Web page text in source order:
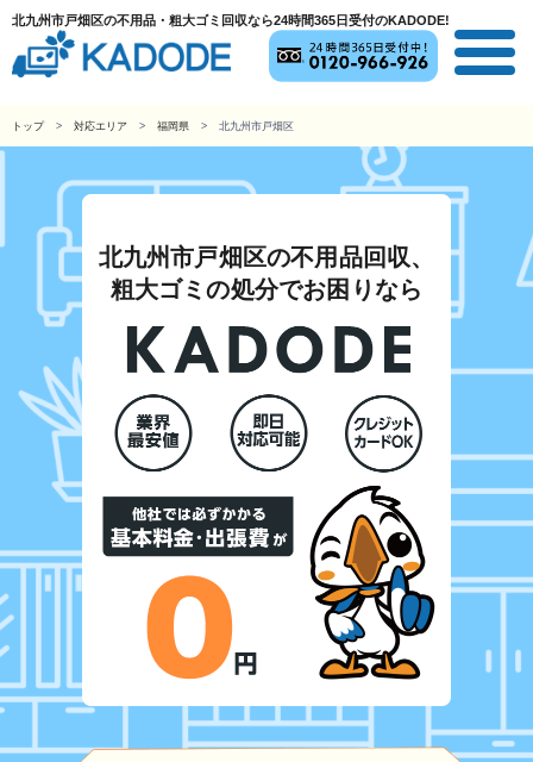
北九州市戸畑区の不用品・粗大ゴミ回収なら24時間365日受付のKADODE!
トップ 対応エリア 福岡県 北九州市戸畑区
北九州市戸畑区の不用品回収、
粗大ゴミの処分でお困りなら